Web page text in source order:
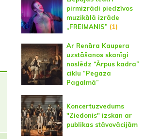
pirmizrādi piedzīvos
muzikālā izrāde
„FREIMANIS” (1)
Ar Renāra Kaupera
uzstāšanos skanīgi
noslēdz “Ārpus kadra”
ciklu “Pegaza
Pagalmā”
Koncertuzvedums
"Ziedonis" izskan ar
publikas stāvovācijām